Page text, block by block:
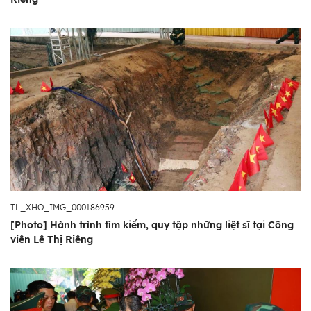
lo đời sống vật chất, tinh thần người có công
với cách mạng; trong đó công tác tìm kiếm,
quy tập và xác định danh tính hài cốt liệt sĩ
là nhiệm vụ chính trị quan trọng, là đạo lý
“Uống nước nhớ nguồn”, “Đền ơn đáp
nghĩa”, trách nhiệm, tình cảm của thế hệ
hôm nay đối với các anh hùng liệt sĩ đã ngã
xuống.
"Sứ mệnh này tiếp tục được triển khai cho tới
Đối với nhiều gia đình liệt sĩ, chiến tranh chưa
thực sự lùi xa, nỗi đau mất mát vẫn hiện hữu
Chúng ta phải nỗ lực, quyết tâm cao nhất để
tìm kiếm, đưa các anh hùng liệt sĩ về với gia
TL_XHO_IMG_000186959
[Photo] Hành trình tìm kiếm, quy tập những liệt sĩ tại Công
viên Lê Thị Riêng